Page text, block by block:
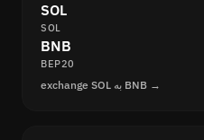
SOL
SOL
BNB
BEP20
exchange SOL به BNB →